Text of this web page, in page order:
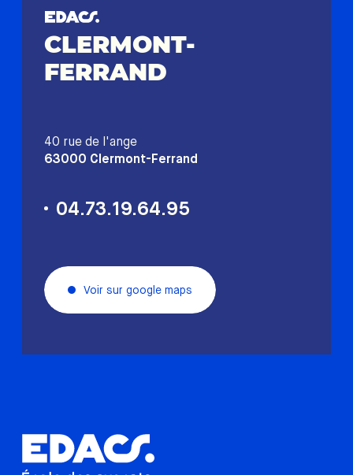
CLERMONT-
FERRAND
40 rue de l'ange
63000 Clermont-Ferrand
04.73.19.64.95
Voir sur google maps